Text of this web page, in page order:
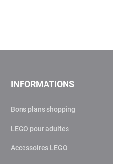
INFORMATIONS
Bons plans shopping
LEGO pour adultes
Accessoires LEGO